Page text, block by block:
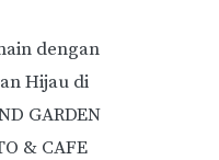
dengan
Hijau di
GARDEN
& CAFE